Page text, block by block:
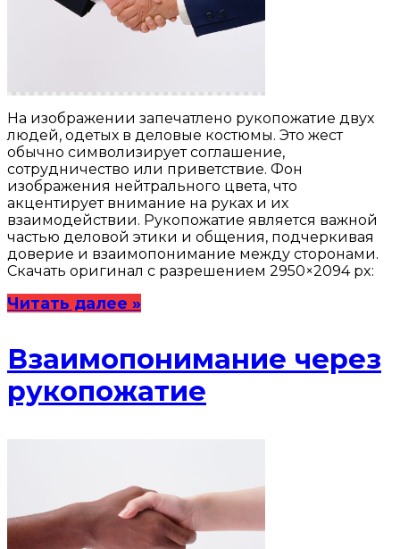
На изображении запечатлено рукопожатие двух
людей, одетых в деловые костюмы. Это жест
обычно символизирует соглашение,
сотрудничество или приветствие. Фон
изображения нейтрального цвета, что
акцентирует внимание на руках и их
взаимодействии. Рукопожатие является важной
частью деловой этики и общения, подчеркивая
доверие и взаимопонимание между сторонами.
Скачать оригинал с разрешением 2950×2094 px:
Читать далее »
Взаимопонимание через
рукопожатие